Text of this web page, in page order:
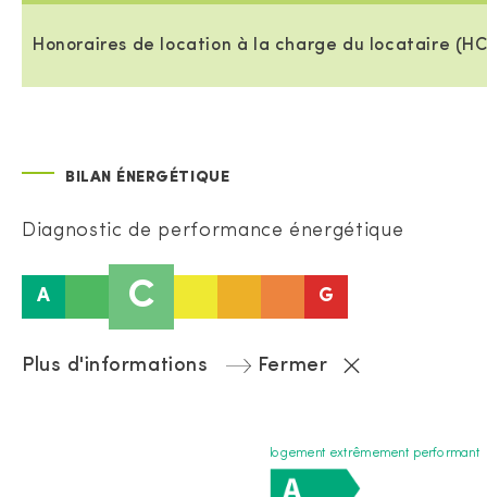
Honoraires de location à la charge du locataire
BILAN ÉNERGÉTIQUE
Diagnostic de performance énergétique
A C G
Plus d'informations Fermer
logement extrêmement performant